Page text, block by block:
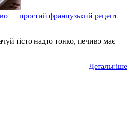
— простий французький рецепт
тісто надто тонко, печиво має
Детальніше